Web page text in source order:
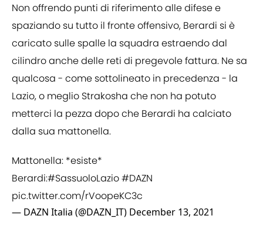
Non offrendo punti di riferimento alle difese e
spaziando su tutto il fronte offensivo, Berardi si è
caricato sulle spalle la squadra estraendo dal
cilindro anche delle reti di pregevole fattura. Ne sa
qualcosa - come sottolineato in precedenza - la
Lazio, o meglio Strakosha che non ha potuto
metterci la pezza dopo che Berardi ha calciato
dalla sua mattonella.
Mattonella: *esiste*
Berardi:#SassuoloLazio#DAZN
pic.twitter.com/rVoopeKC3c
— DAZN Italia (@DAZN_IT) December 13, 2021